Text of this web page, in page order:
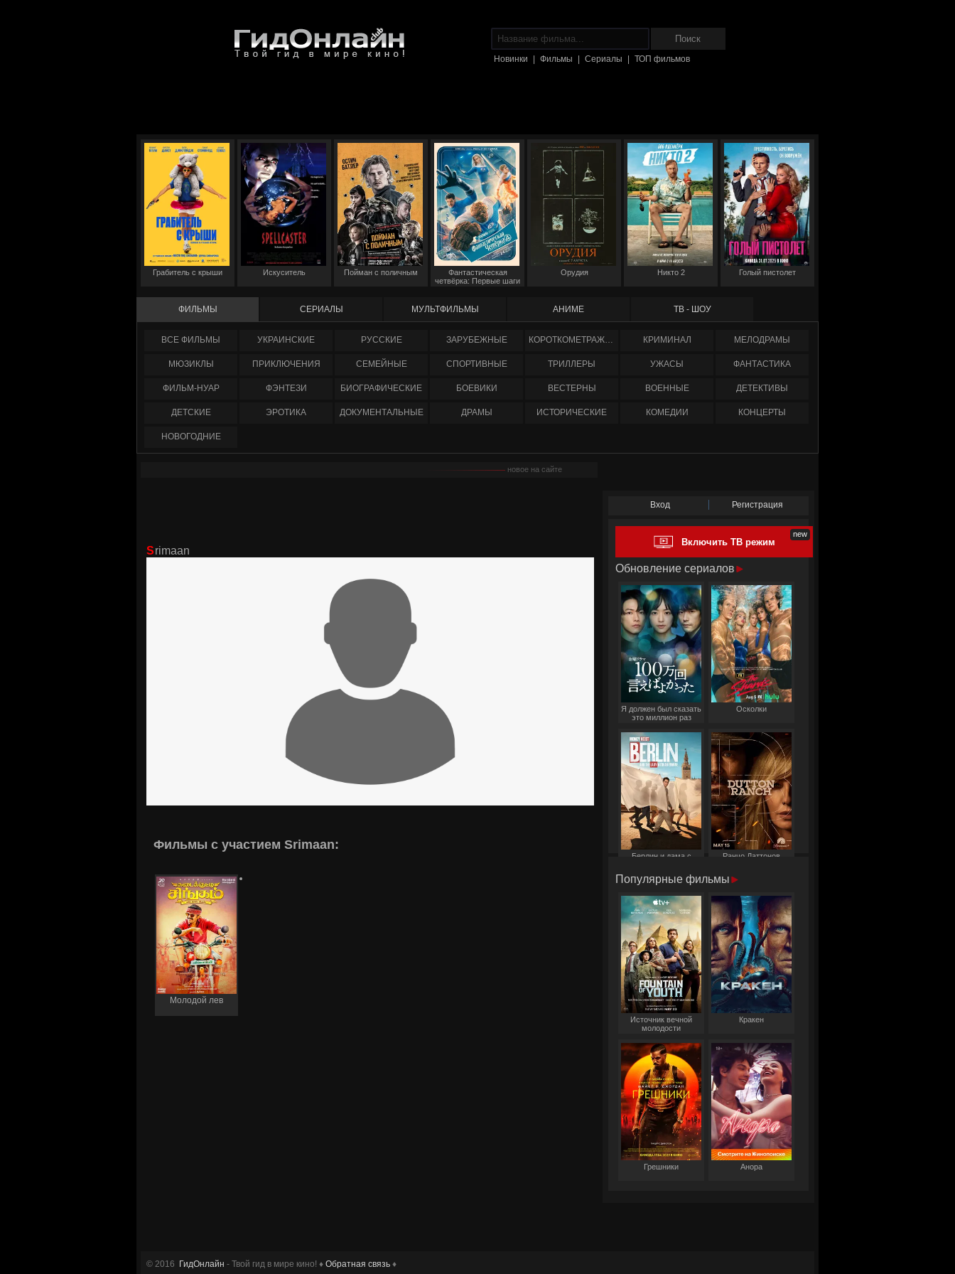
Новинки Фильмы Сериалы ТОП фильмов
Грабитель с крыши Искуситель Пойман с поличным
Фантастическая
четвёрка: Первые шаги
Орудия Никто 2 Голый пистолет
ФИЛЬМЫ СЕРИАЛЫ МУЛЬТФИЛЬМЫ АНИМЕ ТВ - ШОУ
ФИЛЬМЫ УКРАИНCКИЕ РУССКИЕ ЗАРУБЕЖНЫЕ КОРОТКОМЕТРАЖНЫЕ КРИМИНАЛ МЕЛОДРАМЫ
МЮЗИКЛЫ ПРИКЛЮЧЕНИЯ СЕМЕЙНЫЕ СПОРТИВНЫЕ ТРИЛЛЕРЫ УЖАСЫ ФАНТАСТИКА
ФИЛЬМ-НУАР ФЭНТЕЗИ БИОГРАФИЧЕСКИЕ БОЕВИКИ ВЕСТЕРНЫ ВОЕННЫЕ ДЕТЕКТИВЫ
ДЕТСКИЕ ЭРОТИКА ДОКУМЕНТАЛЬНЫЕ ДРАМЫ ИСТОРИЧЕСКИЕ КОМЕДИИ КОНЦЕРТЫ
НОВОГОДНИЕ
новое на сайте
Srimaan
Фильмы с участием Srimaan:
Молодой лев
Вход Регистрация
Включить ТВ режим
Обновление сериалов
Я должен был сказать
это миллион раз
Осколки
Берлин и дама с
Ранчо Даттонов
Популярные фильмы
Источник вечной
молодости
Кракен
Грешники Анора
© 2016 ГидОнлайн - Твой гид в мире кино! ♦ Обратная связь ♦